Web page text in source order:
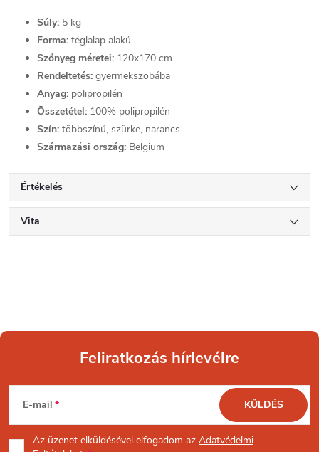
Súly: 5 kg
Forma: téglalap alakú
Szőnyeg méretei: 120x170 cm
Rendeltetés: gyermekszobába
Anyag: polipropilén
Összetétel: 100% polipropilén
Szín: többszínű, szürke, narancs
Származási ország: Belgium
Értékelés
Vita
L
á
Feliratkozás hírlevélre
E-mail
Az üzenet elküldésével elfogadom az Adatvédelmi
KÜLDÉS